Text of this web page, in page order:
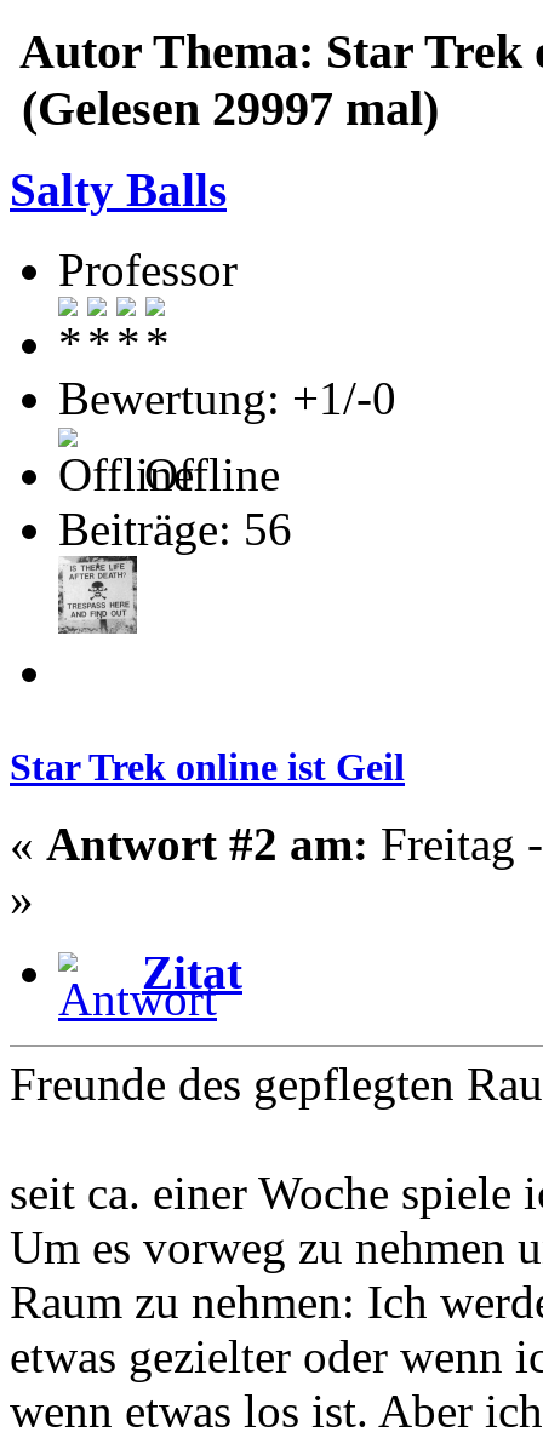
Autor Thema: Star Trek
(Gelesen 29997 mal)
Salty Balls
Professor
Bewertung: +1/-0
Offline
Beiträge: 56
Star Trek online ist Geil
« Antwort #2 am: Freitag
»
Zitat
Freunde des gepflegten
seit ca. einer Woche spiele
Um es vorweg zu nehmen
Raum zu nehmen: Ich
etwas gezielter oder wenn
wenn etwas los ist. Aber